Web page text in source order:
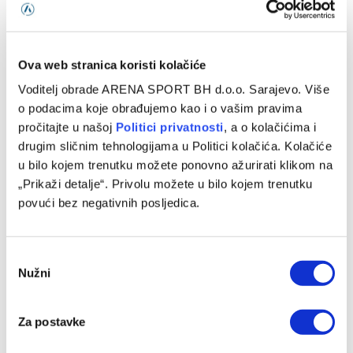
Ova web stranica koristi kolačiće
Voditelj obrade ARENA SPORT BH d.o.o. Sarajevo. Više
o podacima koje obrađujemo kao i o vašim pravima
pročitajte u našoj Politici privatnosti, a o kolačićima i
drugim sličnim tehnologijama u Politici kolačića. Kolačiće
u bilo kojem trenutku možete ponovno ažurirati klikom na
„Prikaži detalje“. Privolu možete u bilo kojem trenutku
povući bez negativnih posljedica.
Selection
Nužni
Za postavke
Atalanta ubjedljiva u Gelsenkirchenu, Kolašinac i Katić ušli
u drugom poluvremenu